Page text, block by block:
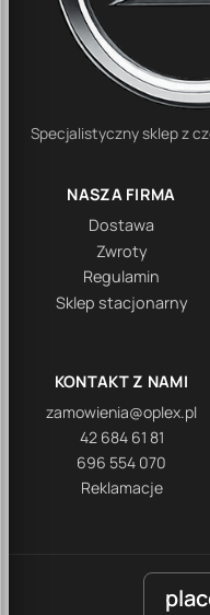
Specjalistyczny sklep z
NASZA FIRMA
Dostawa
Zwroty
Regulamin
Sklep stacjonarny
KONTAKT Z NAMI
zamowienia@oplex.pl
42 684 61 81
696 554 070
Reklamacje